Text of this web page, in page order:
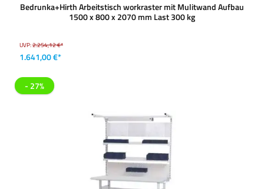
Bedrunka+Hirth Arbeitstisch workraster mit Mulitwand Aufbau
1500 x 800 x 2070 mm Last 300 kg
UVP:2.254,12 €*
1.641,00 €*
- 27%